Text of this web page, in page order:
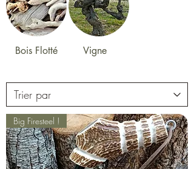
Bois Flotté Vigne
Big Firesteel !